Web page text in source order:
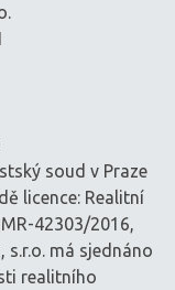
soud v Praze
licence: Realitní
42303/2016,
s.r.o. má sjednáno
realitního